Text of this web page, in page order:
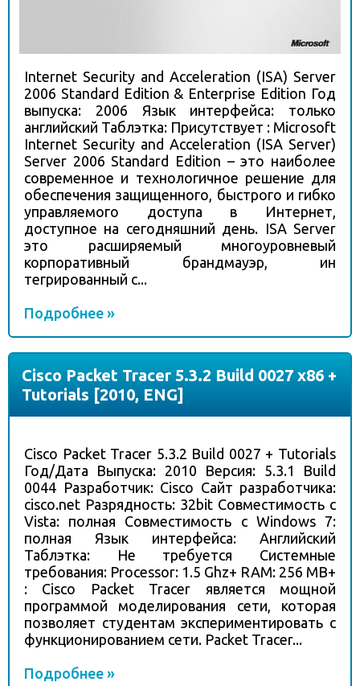
Internet Security and Acceleration (ISA) Server
2006 Standard Edition & Enterprise Edition Год
выпуска: 2006 Язык интерфейса: только
английский Таблэтка: Присутствует : Microsoft
Internet Security and Acceleration (ISA Server)
Server 2006 Standard Edition – это наиболее
современное и технологичное решение для
обеспечения защищенного, быстрого и гибко
управляемого доступа в Интернет,
доступное на сегодняшний день. ISA Server
это расширяемый многоуровневый
корпоративный брандмауэр, ин
тегрированный с...
Подробнее »
Cisco Packet Tracer 5.3.2 Build 0027 x86 +
Tutorials [2010, ENG]
Cisco Packet Tracer 5.3.2 Build 0027 + Tutorials
Год/Дата Выпуска: 2010 Версия: 5.3.1 Build
0044 Разработчик: Cisco Сайт разработчика:
cisco.net Разрядность: 32bit Совместимость с
Vista: полная Совместимость с Windows 7:
полная Язык интерфейса: Английский
Таблэтка: Не требуется Системные
требования: Processor: 1.5 Ghz+ RAM: 256 MB+
: Cisco Packet Tracer является мощной
программой моделирования сети, которая
позволяет студентам экспериментировать с
функционированием сети. Packet Tracer...
Подробнее »